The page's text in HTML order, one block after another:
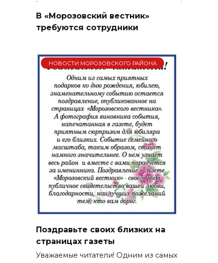
В «Морозовский вестник»
требуются сотрудники
НОВОСТИ МОРОЗОВСКОГО РАЙОНА
Поздравьте своих близких на
страницах газеты
Уважаемые читатели! Одним из самых